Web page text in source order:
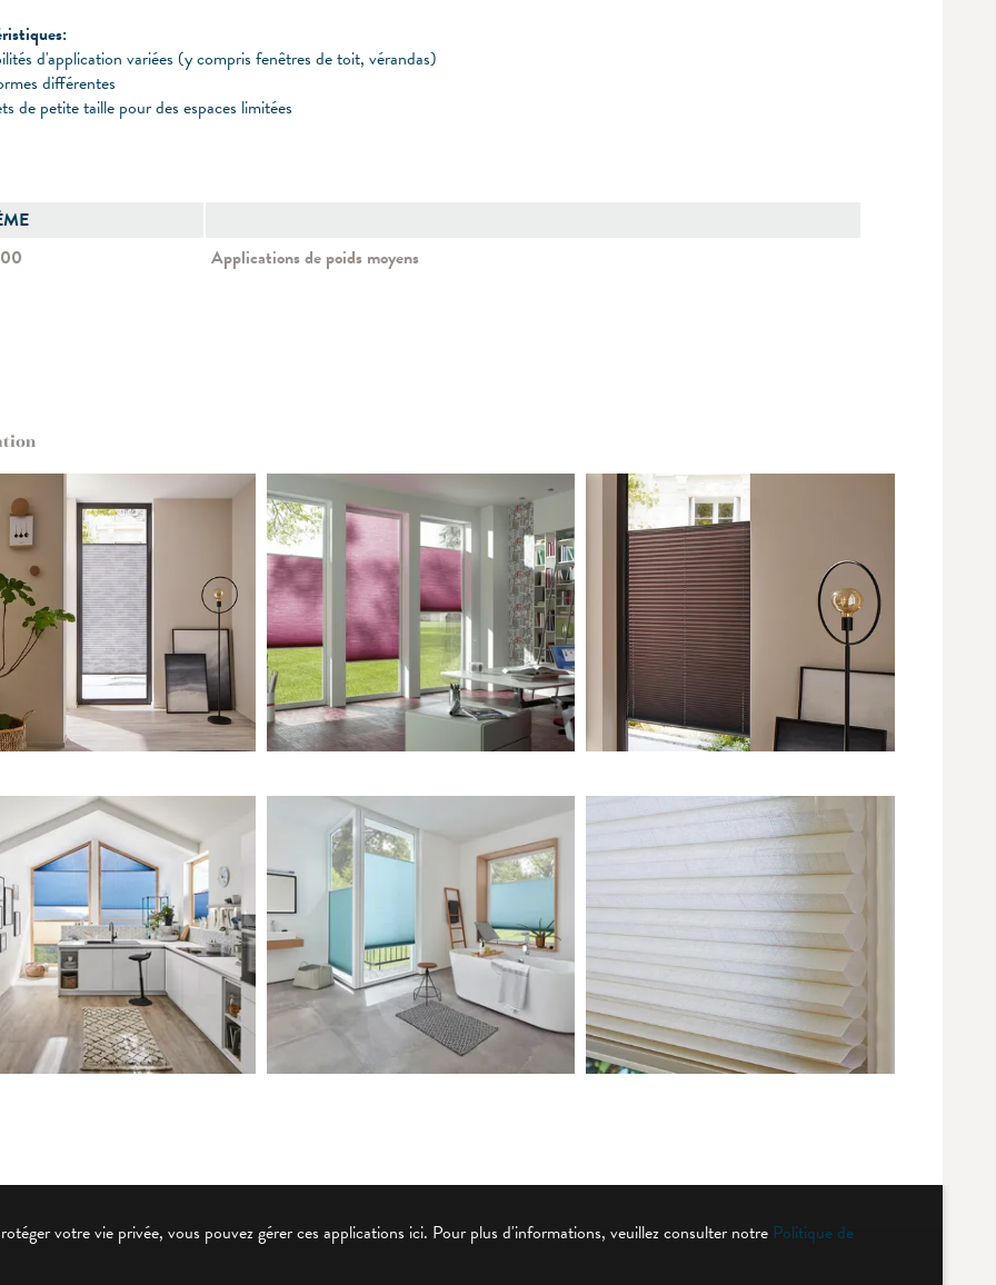
d'application variées (y compris fenêtres de toit, vérandas)
différentes
de petite taille pour des espaces limitées
Applications de poids moyens
votre vie privée, vous pouvez gérer ces applications ici. Pour plus d'informations, veuillez consulter notre Politique de